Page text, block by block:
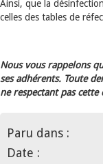
Ainsi, que la
celles des tables de
Nous vous rappelons
ses adhérents. Toute
ne respectant pas
Paru dans :
Date :